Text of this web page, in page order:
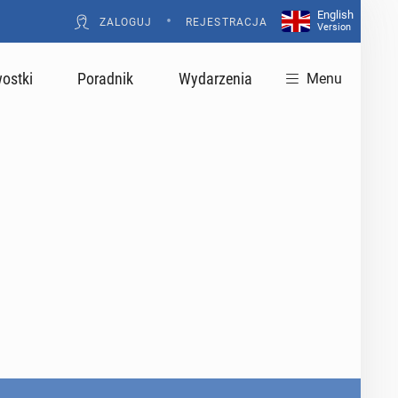
ZALOGUJ • REJESTRACJA
English
Version
Poradnik Wydarzenia Menu